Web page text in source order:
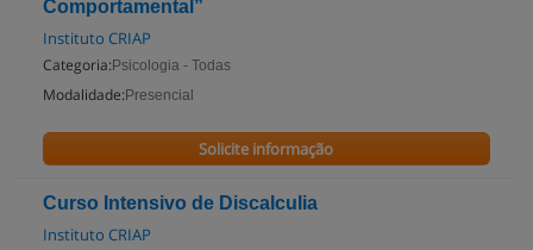
Comportamental”
Instituto CRIAP
Categoria: Psicologia - Todas
Modalidade: Presencial
Solicite informação
Curso Intensivo de Discalculia
Instituto CRIAP